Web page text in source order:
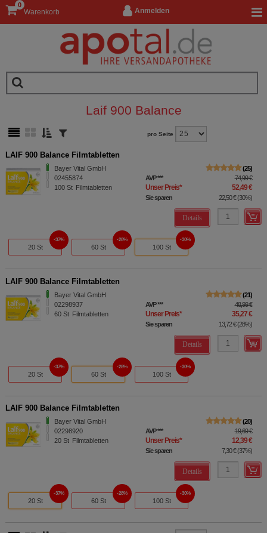
Anmelden
Warenkorb
0
Laif 900 Balance
pro Seite
LAIF 900 Balance Filmtabletten
Bayer Vital GmbH
02455874
100 St Filmtabletten
25
AVP*** 74,99 €
Unser Preis* 52,49 €
Sie sparen 22,50 €(30%)
Details
20 St
37%
60 St
28%
100 St
30%
LAIF 900 Balance Filmtabletten
Bayer Vital GmbH
02298937
60 St Filmtabletten
21
AVP*** 48,99 €
Unser Preis* 35,27 €
Sie sparen 13,72 €(28%)
Details
20 St
37%
60 St
28%
100 St
30%
LAIF 900 Balance Filmtabletten
Bayer Vital GmbH
02298920
20 St Filmtabletten
20
AVP*** 19,69 €
Unser Preis* 12,39 €
Sie sparen 7,30 €(37%)
Details
20 St
37%
60 St
28%
100 St
30%